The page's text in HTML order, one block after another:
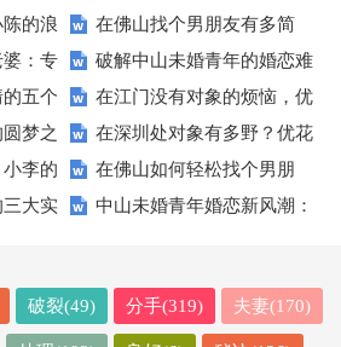
价
情缘帮你轻松搞定！
的浪
在佛山找个男朋友有多简
单？优花情缘为你全程护航！
：专
破解中山未婚青年的婚恋难
题，优花情缘带来幸福新希望
五个
在江门没有对象的烦恼，优
花情缘帮你轻松化解！
梦之
价
在深圳处对象有多野？优花
情缘带你体验不一样的爱情冒
险！
李的
在佛山如何轻松找个男朋
友？优花情缘为你提供完美解决
大实
中山未婚青年婚恋新风潮：
破裂(49) 分手(319) 夫妻(170)